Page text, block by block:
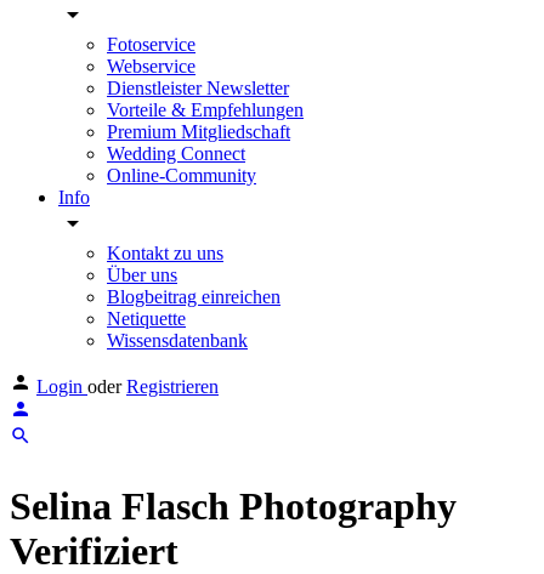
Fotoservice
Webservice
Dienstleister Newsletter
Vorteile & Empfehlungen
Premium Mitgliedschaft
Wedding Connect
Online-Community
Info
Kontakt zu uns
Über uns
Blogbeitrag einreichen
Netiquette
Wissensdatenbank
Login oder Registrieren
Selina Flasch Photography
Verifiziert